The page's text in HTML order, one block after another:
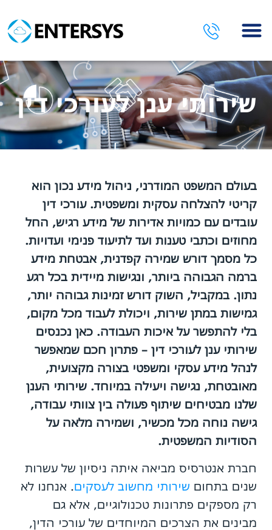
שירותי ענן לעורכי דין
בעולם המשפט המודרני, ניהול מידע נכון הוא
קריטי להצלחה עסקית ומשפטית. עורכי דין
עובדים עם כמויות אדירות של מידע רגיש, החל
מחוזים וכתבי טענות ועד לתיעוד פנימי ועדויות.
כל מסמך דורש שמירה קפדנית, אבטחת מידע
ברמה הגבוהה ביותר, ונגישות מיידית בכל רגע
נתון. במקביל, השוק דורש זמינות גבוהה יותר,
גמישות במתן שירות, ויכולת לעבוד מכל מקום,
בלי להתפשר על איכות העבודה. כאן נכנסים
שירותי ענן לעורכי דין – פתרון חכם שמאפשר
לנהל מידע עסקי ומשפטי בצורה מקצועית,
מאובטחת, נגישה ויעילה במיוחד. שירותי הענן
שלנו מבטיחים שיתוף פעולה בין צוותי עבודה,
גישה נוחה מכל מכשיר, ושמירה מלאה על
הסודיות המשפטית.
חברת אנטרסיס מביאה איתה ניסיון של עשרות
שנים בתחום שירותי מחשוב לעסקים. אנחנו לא
רק מספקים פתרונות טכנולוגיים, אלא גם
מבינים את הצרכים המיוחדים של עורכי הדין,